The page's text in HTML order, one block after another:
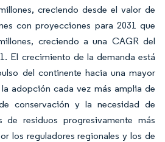
creciendo desde el valor de
con proyecciones para 2031 que
creciendo a una CAGR del
El crecimiento de la demanda está
del continente hacia una mayor
adopción cada vez más amplia de
conservación y la necesidad de
residuos progresivamente más
los reguladores regionales y los de